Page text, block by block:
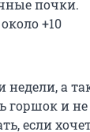
почки.
+10
недели, а
горшок и не
если